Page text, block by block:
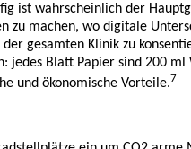
ist wahrscheinlich der
zu machen, wo digitale
gesamten Klinik zu
jedes Blatt Papier sind 200
und ökonomische Vorteile.7